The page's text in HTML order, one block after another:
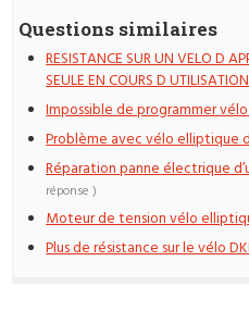
Questions similaires
RESISTANCE SUR UN VELO D
SEULE EN COURS D UTILISATION
Impossible de programmer
Problème avec vélo elliptique
Réparation panne électrique
réponse )
Moteur de tension vélo
Plus de résistance sur le vélo